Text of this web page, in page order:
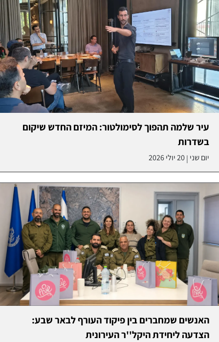
עיר שלמה תהפוך לסימולטור: המיזם החדש שיקום
בשדרות
יום שני |20 יולי 2026
האנשים שמחברים בין פיקוד העורף לבאר שבע:
הצדעה ליחידת היקל''ר העירונית